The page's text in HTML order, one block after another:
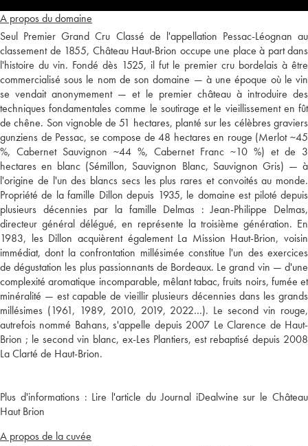
A propos du domaine
Seul Premier Grand Cru Classé de l'appellation Pessac-Léognan au
classement de 1855, Château Haut-Brion occupe une place à part dans
l'histoire du vin. Fondé dès 1525, il fut le premier cru bordelais à être
commercialisé sous le nom de son domaine — à une époque où le vin
se vendait anonymement — et le premier château à introduire des
techniques fondamentales comme le soutirage et le vieillissement en fût
de chêne. Son vignoble de 51 hectares, planté sur les célèbres graviers
gunziens de Pessac, se compose de 48 hectares en rouge (Merlot ~45
%, Cabernet Sauvignon ~44 %, Cabernet Franc ~10 %) et de 3
hectares en blanc (Sémillon, Sauvignon Blanc, Sauvignon Gris) — à
l'origine de l'un des blancs secs les plus rares et convoités au monde.
Propriété de la famille Dillon depuis 1935, le domaine est piloté depuis
plusieurs décennies par la famille Delmas : Jean-Philippe Delmas,
directeur général délégué, en représente la troisième génération. En
1983, les Dillon acquièrent également La Mission Haut-Brion, voisin
immédiat, dont la confrontation millésimée constitue l'un des exercices
de dégustation les plus passionnants de Bordeaux. Le grand vin — d'une
complexité aromatique incomparable, mêlant tabac, fruits noirs, fumée et
minéralité — est capable de vieillir plusieurs décennies dans les grands
millésimes (1961, 1989, 2010, 2019, 2022…). Le second vin rouge,
autrefois nommé Bahans, s'appelle depuis 2007 Le Clarence de Haut-
Brion ; le second vin blanc, ex-Les Plantiers, est rebaptisé depuis 2008
Plus d'informations : Lire l'article du Journal iDealwine sur le Château
Haut Brion
A propos de la cuvée